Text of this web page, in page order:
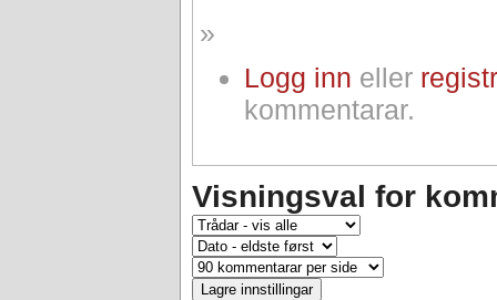
»
Logg inn eller
kommentarar.
Visningsval for